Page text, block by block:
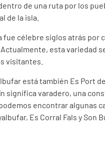
de una ruta por los
de la isla.
fue célebre siglos atrás por
Actualmente, esta variedad
visitantes.
está también Es Port
significa varadero, una
encontrar algunas
Es Corral Fals y Son